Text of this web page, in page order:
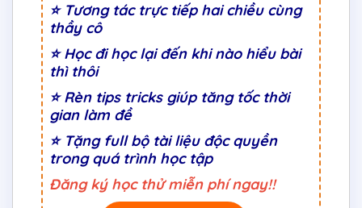
⭐ Tương tác trực tiếp hai chiều cùng
thầy cô
⭐ Học đi học lại đến khi nào hiểu bài
thì thôi
⭐ Rèn tips tricks giúp tăng tốc thời
gian làm đề
⭐ Tặng full bộ tài liệu độc quyền
trong quá trình học tập
Đăng ký học thử miễn phí ngay!!